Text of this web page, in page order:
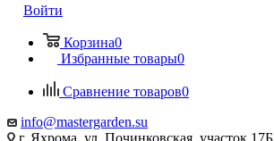
Войти
Корзина0
Избранные товары0
Сравнение товаров0
info@mastergarden.su